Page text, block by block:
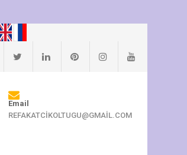
Email
REFAKATCIKOLTUGU@GMAIL.COM